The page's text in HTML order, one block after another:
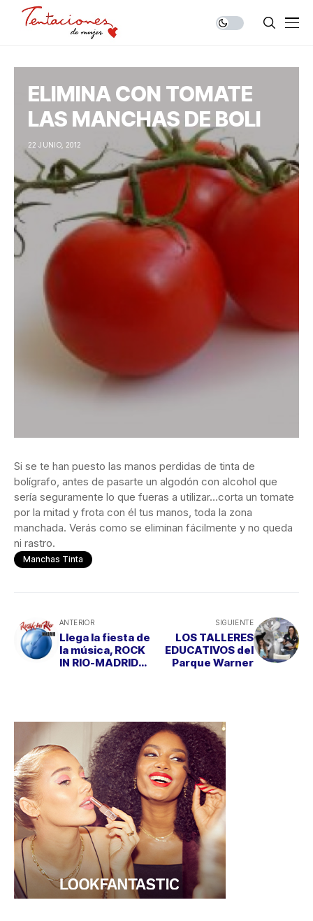
ELIMINA CON TOMATE
LAS MANCHAS DE BOLI
22 JUNIO, 2012
Si se te han puesto las manos perdidas de tinta de
bolígrafo, antes de pasarte un algodón con alcohol que
sería seguramente lo que fueras a utilizar…corta un tomate
por la mitad y frota con él tus manos, toda la zona
manchada. Verás como se eliminan fácilmente y no queda
ni rastro.
Manchas Tinta
ANTERIOR
Llega la fiesta de
la música, ROCK
IN RIO-MADRID
SIGUIENTE
LOS TALLERES
EDUCATIVOS del
Parque Warner